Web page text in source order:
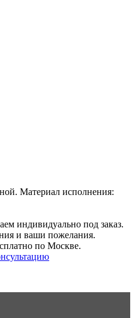
Материал исполнения:
индивидуально под заказ.
и ваши пожелания.
по Москве.